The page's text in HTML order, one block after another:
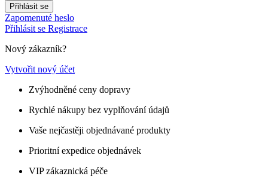
Přihlásit se
Zapomenuté heslo
Přihlásit se Registrace
Nový zákazník?
Vytvořit nový účet
Zvýhodněné ceny dopravy
Rychlé nákupy bez vyplňování údajů
Vaše nejčastěji objednávané produkty
Prioritní expedice objednávek
VIP zákaznická péče